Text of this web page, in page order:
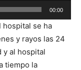
00:00
hospital se ha
y rayos las 24
y al hospital
tiempo la